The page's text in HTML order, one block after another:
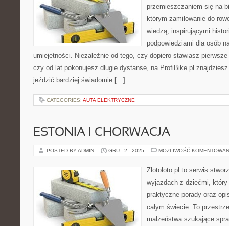
przemieszczaniem się na
którym zamiłowanie do
wiedzą, inspirującymi
podpowiedziami dla osób
umiejętności. Niezależnie od tego, czy dopiero stawiasz
czy od lat pokonujesz długie dystanse, na ProfiBike.pl
jeździć bardziej świadomie […]
CATEGORIES: AUTA ELEKTRYCZNE
ESTONIA I CHORWACJA
POSTED BY ADMIN GRU - 2 - 2025 MOŻLIWOŚĆ
Zlotoloto.pl to serwis
wyjazdach z dziećmi, który
praktyczne porady oraz
całym świecie. To
małżeństwa szukające